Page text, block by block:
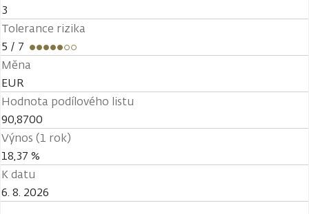
3
Tolerance rizika
5 / 7
Měna
EUR
Hodnota podílového listu
90,8700
Výnos (1 rok)
18,37 %
K datu
6. 8. 2026